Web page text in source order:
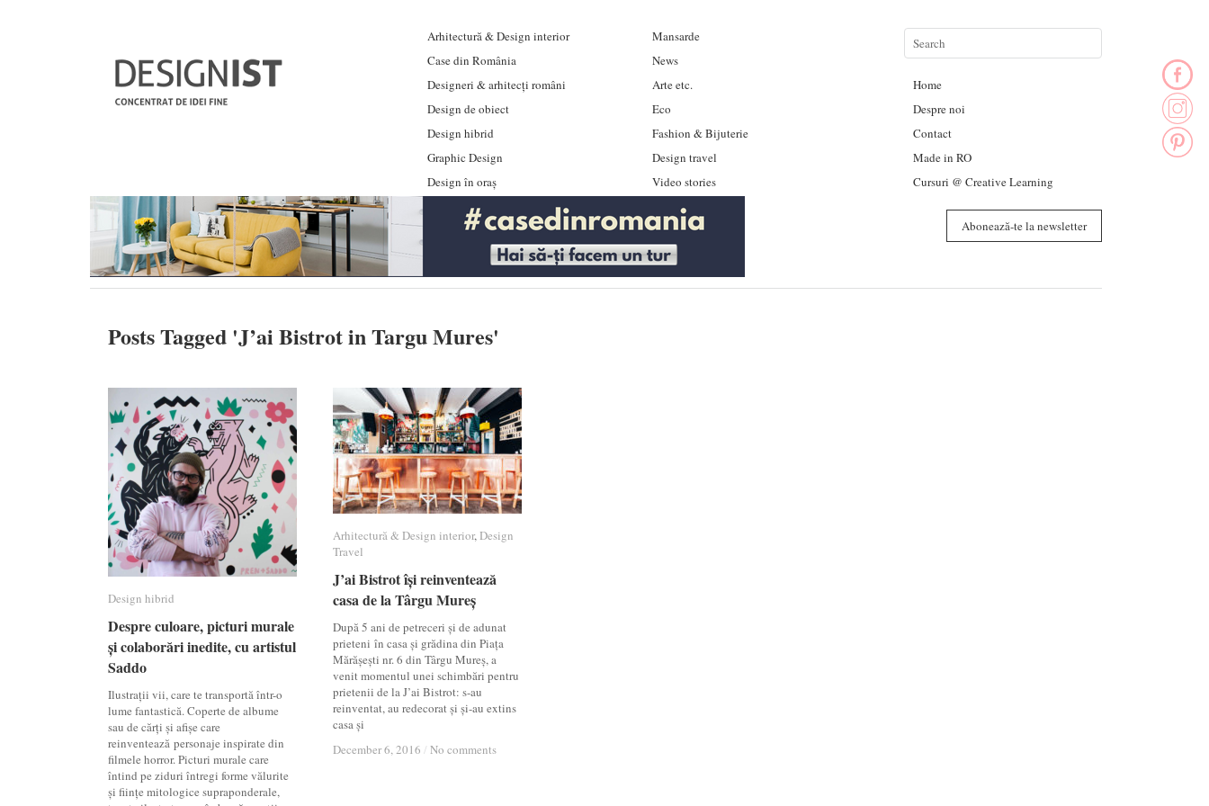
Arhitectură & Design interior
Case din România
Designeri & arhitecți români
Design de obiect
Design hibrid
Graphic Design
Design în oraș
Mansarde
News
Arte etc.
Eco
Fashion & Bijuterie
Design travel
Video stories
Home
Despre noi
Contact
Made in RO
Cursuri @ Creative Learning
Abonează-te la newsletter
Posts Tagged 'J’ai Bistrot in Targu Mures'
Design hibrid
Despre culoare, picturi murale
și colaborări inedite, cu artistul
Saddo
Ilustrații vii, care te transportă într-o
lume fantastică. Coperte de albume
sau de cărți și afișe care
reinventează personaje inspirate din
filmele horror. Picturi murale care
întind pe ziduri întregi forme vălurite
și ființe mitologice supraponderale,
Design hibrid
Despre culoare, picturi murale
și colaborări inedite, cu artistul
Saddo
Arhitectură & Design interior,Design
Travel
J’ai Bistrot își reinventează
casa de la Târgu Mureș
După 5 ani de petreceri și de adunat
prieteni în casa și grădina din Piața
Mărășești nr. 6 din Târgu Mureș, a
venit momentul unei schimbări pentru
prietenii de la J’ai Bistrot: s-au
reinventat, au redecorat și și-au extins
casa și
December 6, 2016 / No comments
Arhitectură & Design interior Design
Travel
J’ai Bistrot își reinventează
casa de la Târgu Mureș
December 6, 2016 / No comments